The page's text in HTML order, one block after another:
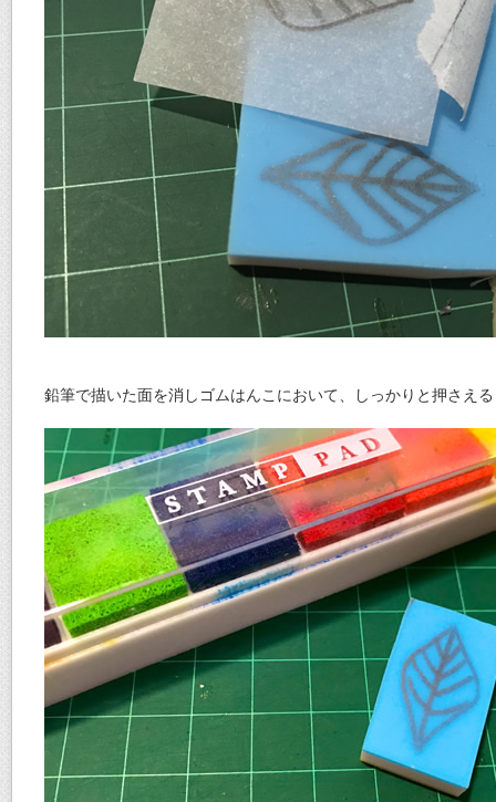
鉛筆で描いた面を消しゴムはんこにおいて、しっかりと押さえ